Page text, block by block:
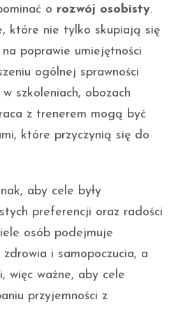
o rozwój osobisty.
które nie tylko skupiają się
poprawie umiejętności
ogólnej sprawności
szkoleniach, obozach
z trenerem mogą być
które przyczynią się do
aby cele były
preferencji oraz radości
osób podejmuje
i samopoczucia, a
więc ważne, aby cele
przyjemności z